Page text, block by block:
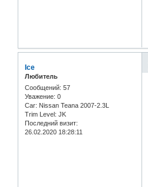
Ice
Любитель
Сообщений: 57
Уважение: 0
Car: Nissan Teana 2007-2.3L
Trim Level: JK
Последний визит:
26.02.2020 18:28:11